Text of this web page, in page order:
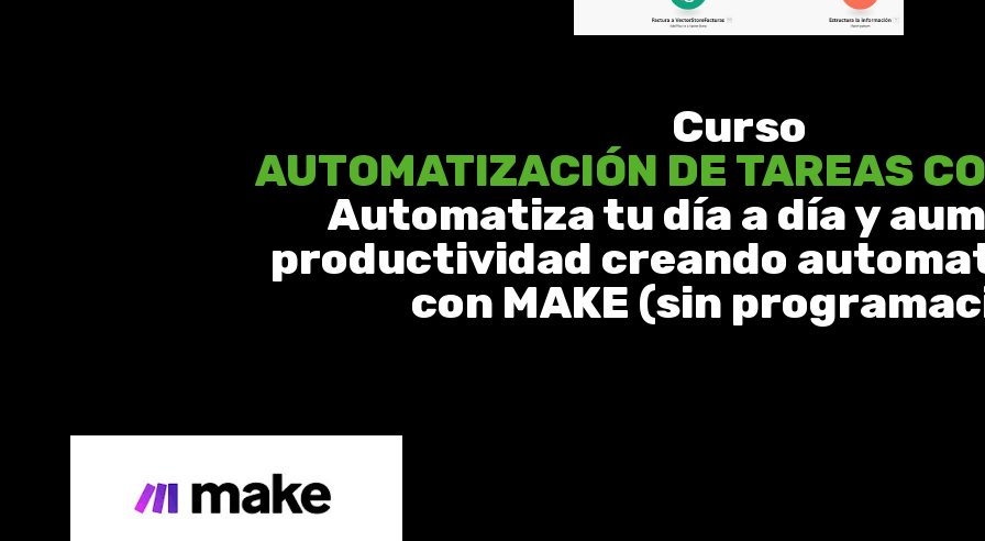
Curso
AUTOMATIZACIÓN DE TAREAS
Automatiza tu día a día y
productividad creando
con MAKE (sin